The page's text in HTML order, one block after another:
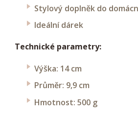
Stylový doplněk do
Ideální dárek
Technické parametry:
Výška: 14 cm
Průměr: 9,9 cm
Hmotnost: 500 g